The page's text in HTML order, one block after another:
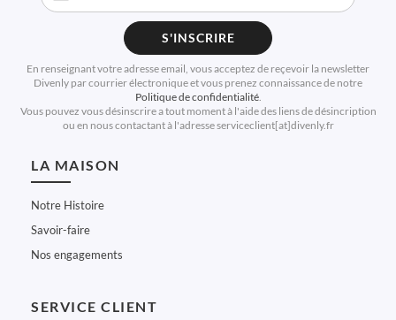
S'INSCRIRE
En renseignant votre adresse email, vous acceptez de reçevoir la newsletter
Divenly par courrier électronique et vous prenez connaissance de notre
Politique de confidentialité.
Vous pouvez vous désinscrire a tout moment à l'aide des liens de désincription
ou en nous contactant à l'adresse serviceclient[at]divenly.fr
LA MAISON
Notre Histoire
Savoir-faire
Nos engagements
SERVICE CLIENT